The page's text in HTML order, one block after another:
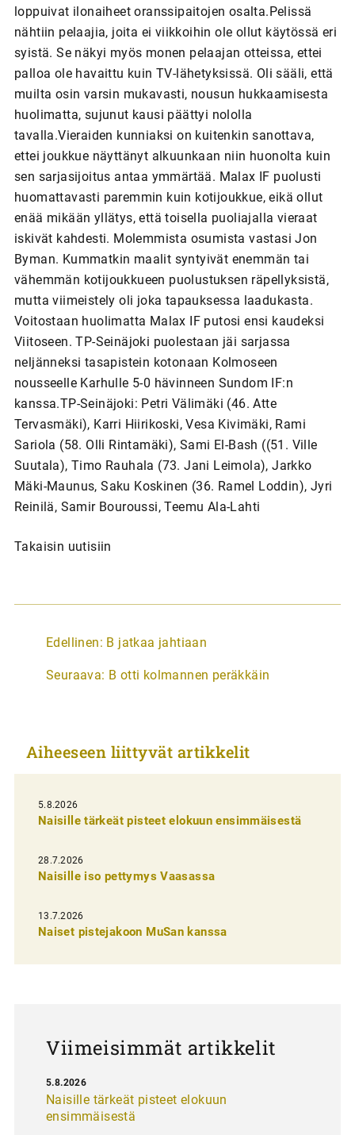
loppuivat ilonaiheet oranssipaitojen osalta.Pelissä
nähtiin pelaajia, joita ei viikkoihin ole ollut käytössä eri
syistä. Se näkyi myös monen pelaajan otteissa, ettei
palloa ole havaittu kuin TV-lähetyksissä. Oli sääli, että
muilta osin varsin mukavasti, nousun hukkaamisesta
huolimatta, sujunut kausi päättyi nololla
tavalla.Vieraiden kunniaksi on kuitenkin sanottava,
ettei joukkue näyttänyt alkuunkaan niin huonolta kuin
sen sarjasijoitus antaa ymmärtää. Malax IF puolusti
huomattavasti paremmin kuin kotijoukkue, eikä ollut
enää mikään yllätys, että toisella puoliajalla vieraat
iskivät kahdesti. Molemmista osumista vastasi Jon
Byman. Kummatkin maalit syntyivät enemmän tai
vähemmän kotijoukkueen puolustuksen räpellyksistä,
mutta viimeistely oli joka tapauksessa laadukasta.
Voitostaan huolimatta Malax IF putosi ensi kaudeksi
Viitoseen. TP-Seinäjoki puolestaan jäi sarjassa
neljänneksi tasapistein kotonaan Kolmoseen
nousseelle Karhulle 5-0 hävinneen Sundom IF:n
kanssa.TP-Seinäjoki: Petri Välimäki (46. Atte
Tervasmäki), Karri Hiirikoski, Vesa Kivimäki, Rami
Sariola (58. Olli Rintamäki), Sami El-Bash ((51. Ville
Suutala), Timo Rauhala (73. Jani Leimola), Jarkko
Mäki-Maunus, Saku Koskinen (36. Ramel Loddin), Jyri
Reinilä, Samir Bouroussi, Teemu Ala-Lahti
Takaisin uutisiin
A
t
k
e
l
i
e
n
e
Edellinen: B jatkaa jahtiaan
Seuraava: B otti kolmannen peräkkäin
Aiheeseen liittyvät artikkelit
5.8.2026
Naisille tärkeät pisteet elokuun ensimmäisestä
28.7.2026
Naisille iso pettymys Vaasassa
13.7.2026
Naiset pistejakoon MuSan kanssa
Viimeisimmät artikkelit
Naisille tärkeät pisteet elokuun
ensimmäisestä
5.8.2026